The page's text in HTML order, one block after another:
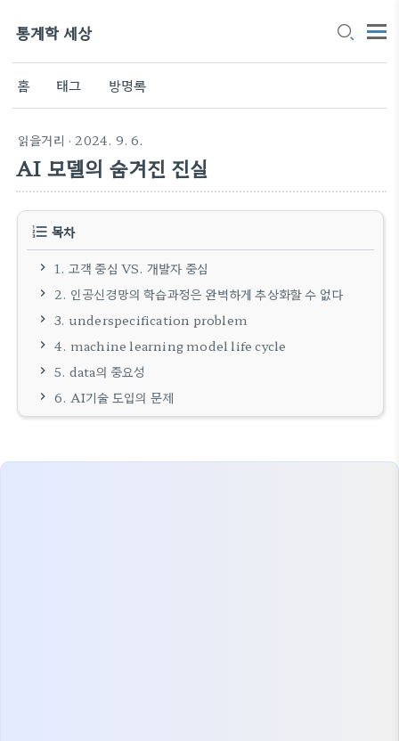
통계학 세상
홈 태그 방명록
읽을거리 · 2024. 9. 6.
AI 모델의 숨겨진 진실
목차
1. 고객 중심 VS. 개발자 중심
2. 인공신경망의 학습과정은 완벽하게 추상화할 수 없다
3. underspecification problem
4. machine learning model life cycle
5. data의 중요성
6. AI기술 도입의 문제